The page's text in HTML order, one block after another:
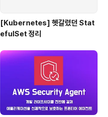
[Kubernetes] 헷갈렸던 Stat
efulSet 정리